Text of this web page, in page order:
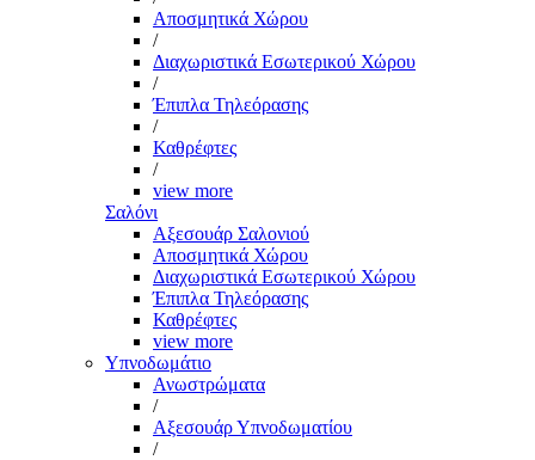
Αποσμητικά Χώρου
/
Διαχωριστικά Εσωτερικού Χώρου
/
Έπιπλα Τηλεόρασης
/
Καθρέφτες
/
view more
Σαλόνι
Αξεσουάρ Σαλονιού
Αποσμητικά Χώρου
Διαχωριστικά Εσωτερικού Χώρου
Έπιπλα Τηλεόρασης
Καθρέφτες
view more
Υπνοδωμάτιο
Ανωστρώματα
/
Αξεσουάρ Υπνοδωματίου
/